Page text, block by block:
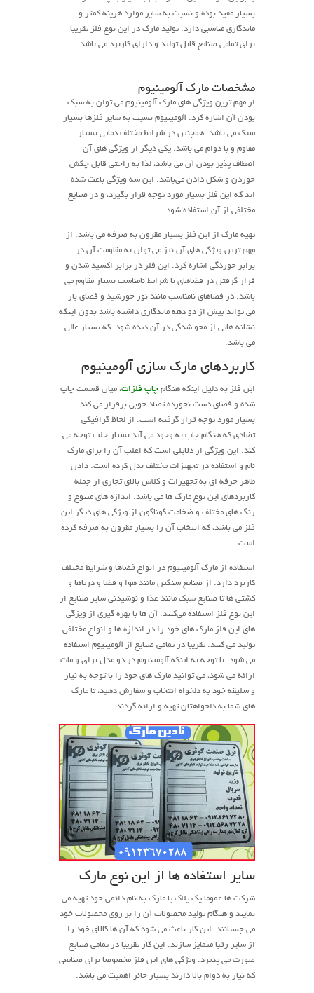
بسیار مفید بوده و نسبت به سایر موارد هزینه کمتر و
ماندگاری مناسبی دارد. تولید مارک در این نوع فلز تقریبا
برای تمامی صنایع قابل تولید و دارای کاربرد می باشد.
مشخصات مارک آلومینیوم
از مهم ترین ویژگی های مارک آلومینیوم می توان به سبک
بودن آن اشاره کرد. آلومینیوم نسبت به سایر فلزها بسیار
سبک می باشد. همچنین در شرایط مختلف دمایی بسیار
مقاوم و با دوام می باشد. یکی دیگر از ویژگی های آن
انعطاف پذیر بودن آن می باشد، لذا به راحتی قابل چکش
خوردن و شکل دادن می‌باشد. این سه ویژگی باعث شده
اند که این فلز بسیار مورد توجه قرار بگیرد، و در صنایع
مختلفی از آن استفاده شود.
تهیه مارک از این فلز بسیار مقرون به صرفه می باشد. از
مهم ترین ویژگی های آن نیز می توان به مقاومت آن در
برابر خوردگی اشاره کرد. این فلز در برابر اکسید شدن و
قرار گرفتن در فضاهای با شرایط نامناسب بسیار مقاوم می
باشد. در فضاهای نامناسب مانند نور خورشید و فضای باز
می تواند بیش از دو دهه ماندگاری داشته باشد بدون اینکه
نشانه هایی از محو شدگی در آن دیده شود. که بسیار عالی
می باشد.
کاربردهای مارک سازی آلومینیوم
این فلز به دلیل اینکه هنگام چاپ فلزات، میان قسمت چاپ
شده و فضای دست نخورده تضاد خوبی برقرار می کند
بسیار مورد توجه قرار گرفته است. از لحاظ گرافیکی
تضادی که هنگام چاپ به وجود می آید بسیار جلب توجه می
کند. این ویژگی از دلایلی است که اغلب آن را برای مارک
نام و استفاده در تجهیزات مختلف بدل کرده است. دادن
ظاهر حرفه ای به تجهیزات و کلاس بالای تجاری از جمله
کاربردهای این نوع مارک ها می باشد. اندازه های متنوع و
رنگ های مختلف و ضخامت گوناگون از ویژگی های دیگر این
فلز می باشد، که انتخاب آن را بسیار مقرون به صرفه کرده
است.
استفاده از مارک آلومینیوم در انواع فضاها و شرایط مختلف
کاربرد دارد. از صنایع سنگین مانند هوا و فضا و دریاها و
کشتی ها تا صنایع سبک مانند غذا و نوشیدنی سایر صنایع از
این نوع فلز استفاده می‌کنند. آن ها با بهره گیری از ویژگی
های این فلز مارک های خود را در اندازه ها و انواع مختلفی
تولید می کنند. تقریبا در تمامی صنایع از آلومینیوم استفاده
می شود. با توجه به اینکه آلومینیوم در دو مدل براق و مات
ارائه می شود، می توانید مارک های خود را با توجه به نیاز
و سلیقه خود به دلخواه انتخاب و سفارش دهید، تا مارک
های شما به دلخواهتان تهیه و ارائه گردند.
سایر استفاده ها از این نوع مارک
شرکت ها عموما یک پلاک یا مارک به نام دائمی خود تهیه می
نمایند و هنگام تولید محصولات آن را بر روی محصولات خود
می چسبانند. این کار باعث می شود که آن ها کالای خود را
از سایر رقبا متمایز سازند. این کار تقریبا در تمامی صنایع
صورت می پذیرد. ویژگی های این فلز مخصوصا برای صنایعی
که نیاز به دوام بالا دارند بسیار حائز اهمیت می باشد.